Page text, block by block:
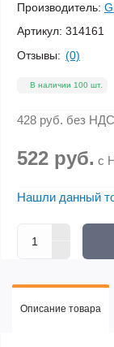
Производитель:
Артикул: 314161
Отзывы: (0)
В наличии 100 шт.
428 руб. без НДС
522 руб. с
Нашли данный
Описание товара